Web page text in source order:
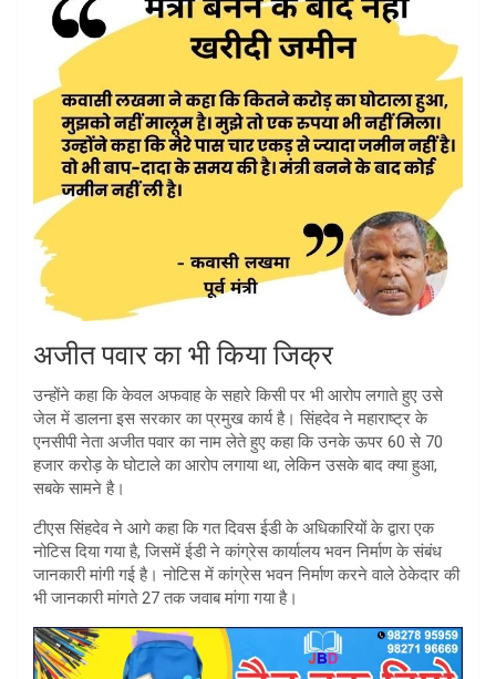
अजीत पवार का भी किया जिक्र
उन्होंने कहा कि केवल अफवाह के सहारे किसी पर भी आरोप लगाते हुए उसे
जेल में डालना इस सरकार का प्रमुख कार्य है। सिंहदेव ने महाराष्ट्र के
एनसीपी नेता अजीत पवार का नाम लेते हुए कहा कि उनके ऊपर 60 से 70
हजार करोड़ के घोटाले का आरोप लगाया था, लेकिन उसके बाद क्या हुआ,
सबके सामने है।
टीएस सिंहदेव ने आगे कहा कि गत दिवस ईडी के अधिकारियों के द्वारा एक
नोटिस दिया गया है, जिसमें ईडी ने कांग्रेस कार्यालय भवन निर्माण के संबंध
जानकारी मांगी गई है। नोटिस में कांग्रेस भवन निर्माण करने वाले ठेकेदार की
भी जानकारी मांगते 27 तक जवाब मांगा गया है।